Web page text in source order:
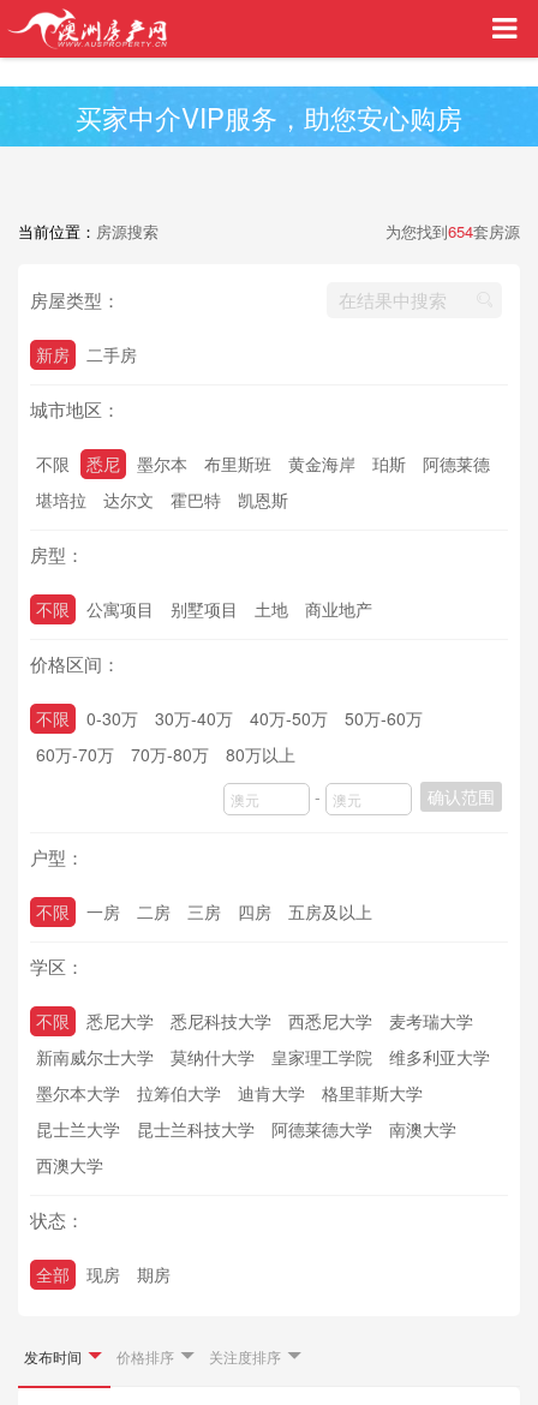
买家中介VIP服务，助您安心购房
当前位置： 房源搜索 为您找到654套房源
房屋类型：
新房 二手房
城市地区：
不限 悉尼 墨尔本 布里斯班 黄金海岸 珀斯
阿德莱德
堪培拉
达尔文 霍巴特 凯恩斯
房型：
不限 公寓项目 别墅项目 土地 商业地产
价格区间：
不限 0-30万 30万-40万 40万-50万
50万-60万
60万-70万
70万-80万
80万以上
-
确认范围
户型：
不限 一房 二房 三房 四房 五房及以上
学区：
不限 悉尼大学 悉尼科技大学 西悉尼大学
麦考瑞大学
新南威尔士大学
莫纳什大学 皇家理工学院
维多利亚大学
墨尔本大学
拉筹伯大学 迪肯大学
格里菲斯大学
昆士兰大学
昆士兰科技大学 阿德莱德大学
南澳大学
西澳大学
状态：
全部 现房 期房
发布时间 价格排序 关注度排序